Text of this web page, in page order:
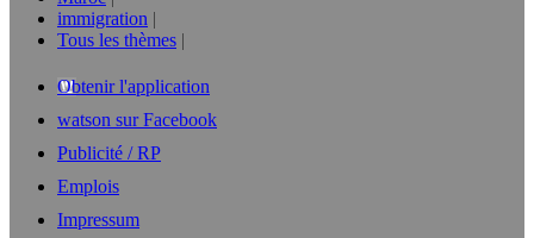
immigration
Tous les thèmes
Obtenir l'application
watson sur Facebook
Publicité / RP
Emplois
Impressum